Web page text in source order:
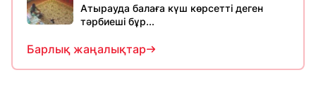
Атырауда балаға күш көрсетті деген
тәрбиеші бұр...
Барлық жаңалықтар